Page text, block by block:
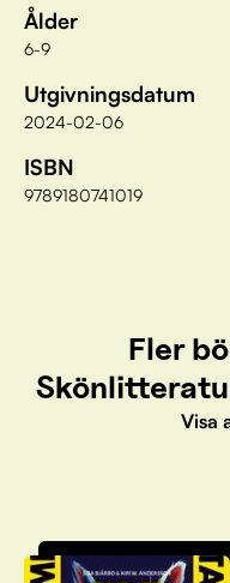
Ålder
6-9
Utgivningsdatum
2024-02-06
ISBN
9789180741019
Fler
Visa